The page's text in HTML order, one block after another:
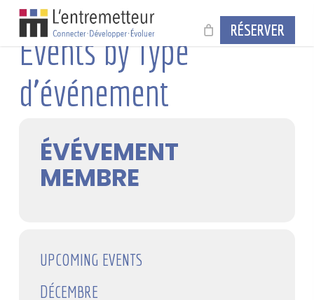
content
RÉSERVER
Events by Type
d'événement
ÉVÉVEMENT
MEMBRE
UPCOMING EVENTS
DÉCEMBRE